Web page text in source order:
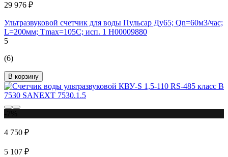
29 976 ₽
Ультразвуковой счетчик для воды Пульсар Ду65; Qn=60м3/час;
L=200мм; Тmax=105C; исп. 1 Н00009880
5
(6)
В корзину
4 750 ₽
5 107 ₽